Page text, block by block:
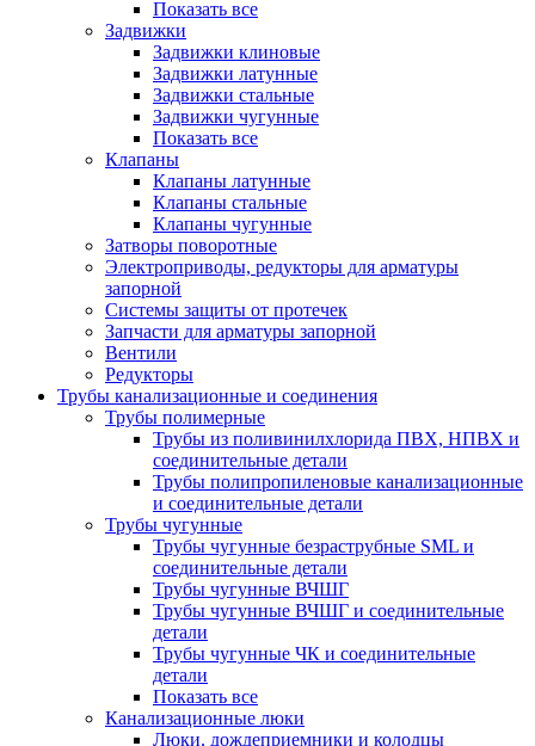
Показать все
Задвижки
Задвижки клиновые
Задвижки латунные
Задвижки стальные
Задвижки чугунные
Показать все
Клапаны
Клапаны латунные
Клапаны стальные
Клапаны чугунные
Затворы поворотные
Электроприводы, редукторы для арматуры
запорной
Системы защиты от протечек
Запчасти для арматуры запорной
Вентили
Редукторы
Трубы канализационные и соединения
Трубы полимерные
Трубы из поливинилхлорида ПВХ, НПВХ и
соединительные детали
Трубы полипропиленовые канализационные
и соединительные детали
Трубы чугунные
Трубы чугунные безраструбные SML и
соединительные детали
Трубы чугунные ВЧШГ
Трубы чугунные ВЧШГ и соединительные
детали
Трубы чугунные ЧК и соединительные
детали
Показать все
Канализационные люки
Люки, дождеприемники и колодцы